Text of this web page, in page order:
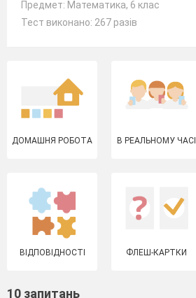
Предмет: Математика, 6 клас
Тест виконано: 267 разів
ДОМАШНЯ РОБОТА В РЕАЛЬНОМУ ЧАСІ
ВІДПОВІДНОСТІ ФЛЕШ-КАРТКИ
10 запитань